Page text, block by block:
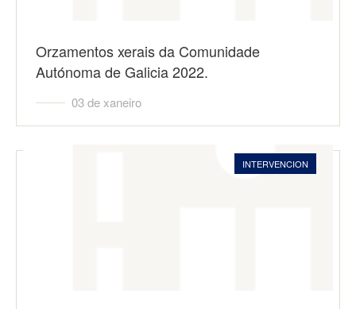
Orzamentos xerais da Comunidade
Autónoma de Galicia 2022.
03 de xaneiro
INTERVENCION